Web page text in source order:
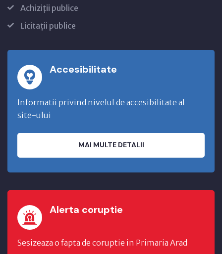
Achiziții publice
Licitații publice
Accesibilitate
Informatii privind nivelul de accesibilitate al
site-ului
MAI MULTE DETALII
Alerta coruptie
Sesizeaza o fapta de coruptie in Primaria Arad